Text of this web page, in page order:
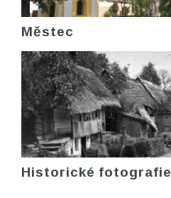
Městec
Historické fotografie